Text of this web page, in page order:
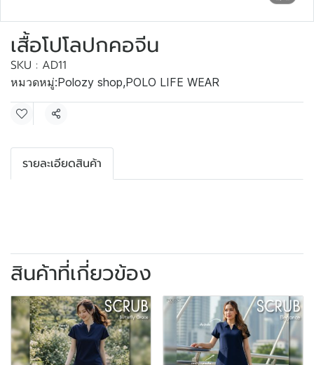
เสื้อโปโลปกคอจีน
SKU : AD11
หมวดหมู่:Polozy shop,POLO LIFE WEAR
แชร์
รายละเอียดสินค้า
สินค้าที่เกี่ยวข้อง